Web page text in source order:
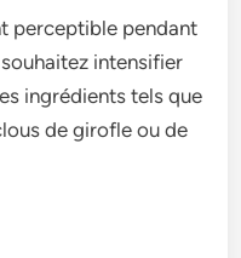
pe­rceptible pendant
intensifier
ingrédie­nts tels que
de­ girofle ou de